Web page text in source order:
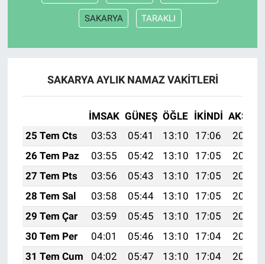
SAKARYA TARAKLI
SAKARYA AYLIK NAMAZ VAKITLERI
İMSAK GÜNEŞ ÖĞLE İKINDI AKŞAM
25 Tem Cts
03:53 05:41 13:10 17:06
20:29
26 Tem Paz
03:55 05:42 13:10 17:05
20:28
27 Tem Pts
03:56 05:43 13:10 17:05
20:27
28 Tem Sal
03:58 05:44 13:10 17:05
20:26
29 Tem Çar
03:59 05:45 13:10 17:05
20:25
30 Tem Per
04:01 05:46 13:10 17:04
20:24
31 Tem Cum
04:02 05:47 13:10 17:04
20:23